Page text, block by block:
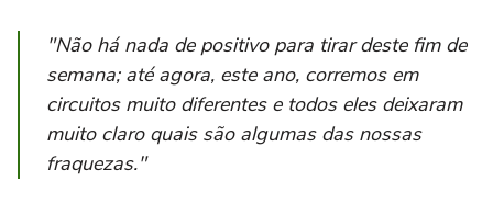
"Não há nada de positivo para tirar deste fim de
semana; até agora, este ano, corremos em
circuitos muito diferentes e todos eles deixaram
muito claro quais são algumas das nossas
fraquezas."